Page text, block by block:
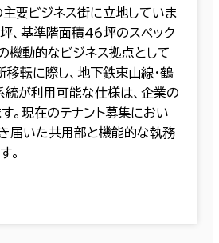
主要ビジネス街に立地していま
、基準階面積46坪のスペック
機動的なビジネス拠点として
移転に際し、地下鉄東山線・鶴
統が利用可能な仕様は、企業の
。現在のテナント募集におい
届いた共用部と機能的な執務
。